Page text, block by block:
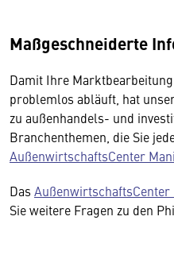
Maßgeschneiderte
Damit Ihre
problemlos abläuft, hat
zu außenhandels- und
Branchenthemen, die Sie
AußenwirtschaftsCenter
Das AußenwirtschaftsCenter
Sie weitere Fragen zu den